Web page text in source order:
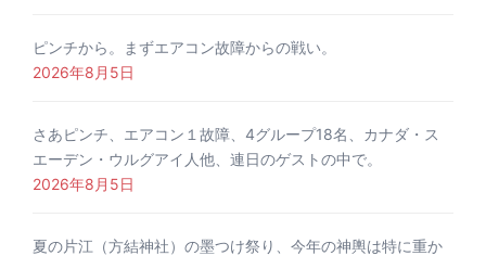
ピンチから。まずエアコン故障からの戦い。
2026年8月5日
さあピンチ、エアコン１故障、4グループ18名、カナダ・ス
エーデン・ウルグアイ人他、連日のゲストの中で。
2026年8月5日
夏の片江（方結神社）の墨つけ祭り、今年の神輿は特に重か